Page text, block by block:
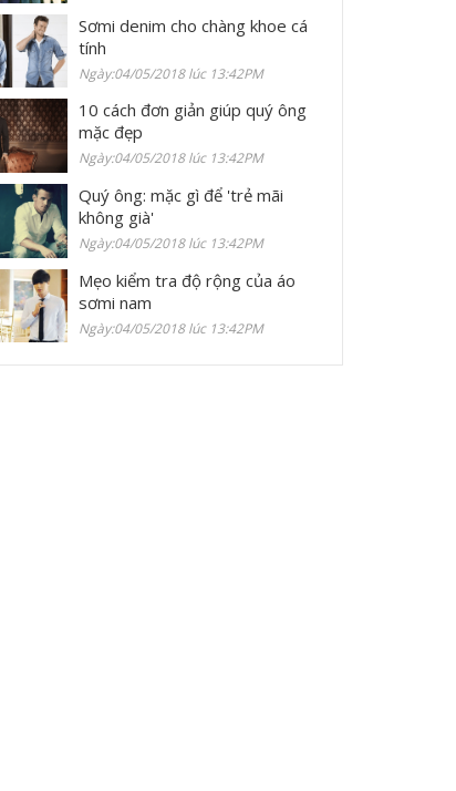
Sơmi denim cho chàng khoe cá
tính
Ngày:04/05/2018 lúc 13:42PM
10 cách đơn giản giúp quý ông
mặc đẹp
Ngày:04/05/2018 lúc 13:42PM
Quý ông: mặc gì để 'trẻ mãi
không già'
Ngày:04/05/2018 lúc 13:42PM
Mẹo kiểm tra độ rộng của áo
sơmi nam
Ngày:04/05/2018 lúc 13:42PM